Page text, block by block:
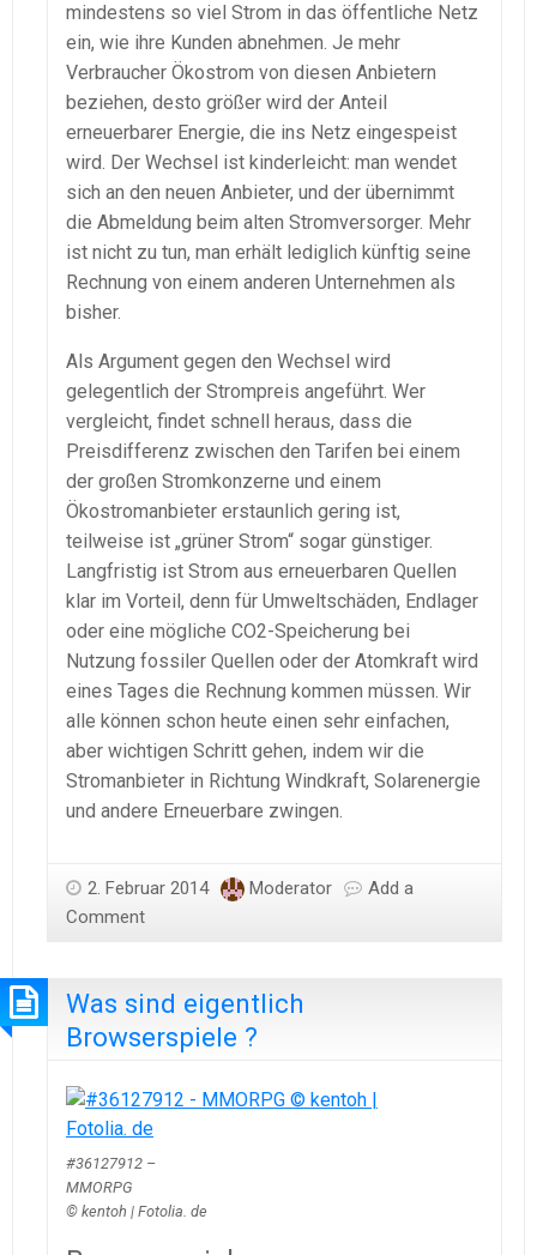
mindestens so viel Strom in das öffentliche Netz
ein, wie ihre Kunden abnehmen. Je mehr
Verbraucher Ökostrom von diesen Anbietern
beziehen, desto größer wird der Anteil
erneuerbarer Energie, die ins Netz eingespeist
wird. Der Wechsel ist kinderleicht: man wendet
sich an den neuen Anbieter, und der übernimmt
die Abmeldung beim alten Stromversorger. Mehr
ist nicht zu tun, man erhält lediglich künftig seine
Rechnung von einem anderen Unternehmen als
bisher.
Als Argument gegen den Wechsel wird
gelegentlich der Strompreis angeführt. Wer
vergleicht, findet schnell heraus, dass die
Preisdifferenz zwischen den Tarifen bei einem
der großen Stromkonzerne und einem
Ökostromanbieter erstaunlich gering ist,
teilweise ist „grüner Strom“ sogar günstiger.
Langfristig ist Strom aus erneuerbaren Quellen
klar im Vorteil, denn für Umweltschäden, Endlager
oder eine mögliche CO2-Speicherung bei
Nutzung fossiler Quellen oder der Atomkraft wird
eines Tages die Rechnung kommen müssen. Wir
alle können schon heute einen sehr einfachen,
aber wichtigen Schritt gehen, indem wir die
Stromanbieter in Richtung Windkraft, Solarenergie
und andere Erneuerbare zwingen.
2. Februar 2014 Moderator
Add a
Comment
Was sind eigentlich
Browserspiele ?
#36127912 –
MMORPG
© kentoh | Fotolia. de